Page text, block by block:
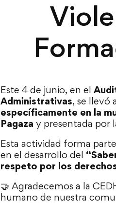
Este 4 de junio, en el
Administrativas, se llevó
específicamente en la
Pagaza y presentada por
Esta actividad forma
en el desarrollo del
respeto por los
🤝 Agradecemos a la
humano de nuestra